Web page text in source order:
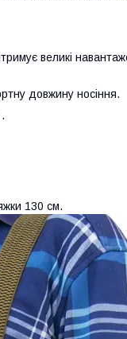
великі
довжину носіння.
130 см.